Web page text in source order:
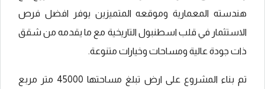
هندسته المعمارية وموقعه المتميزين يوفر افضل فرص
الاستثمار في قلب اسطنبول التاريخية مع ما يقدمه من شقق
ذات جودة عالية ومساحات وخيارات متنوعة.
تم بناء المشروع على ارض تبلغ مساحتها 45000 متر مربع